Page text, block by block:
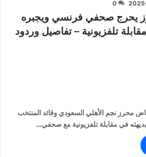
0
يحرج صحفي فرنسي ويجبره
تلفزيونية – تفاصيل وردود
محرز نجم الأهلي السعودي وقائد المنتخب
في مقابلة تلفزيونية مع صحفي…